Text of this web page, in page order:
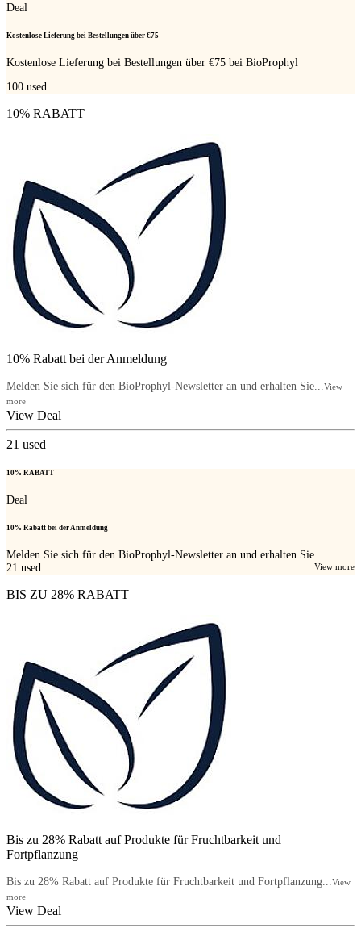
Deal
Kostenlose Lieferung bei Bestellungen über €75
Kostenlose Lieferung bei Bestellungen über €75 bei BioProphyl
100 used
10% RABATT
10% Rabatt bei der Anmeldung
Melden Sie sich für den BioProphyl-Newsletter an und erhalten Sie...
View
more
View Deal
21 used
10% RABATT
Deal
10% Rabatt bei der Anmeldung
Melden Sie sich für den BioProphyl-Newsletter an und erhalten Sie...
View more
21 used
BIS ZU 28% RABATT
Bis zu 28% Rabatt auf Produkte für Fruchtbarkeit und
Fortpflanzung
Bis zu 28% Rabatt auf Produkte für Fruchtbarkeit und Fortpflanzung...View
more
View Deal